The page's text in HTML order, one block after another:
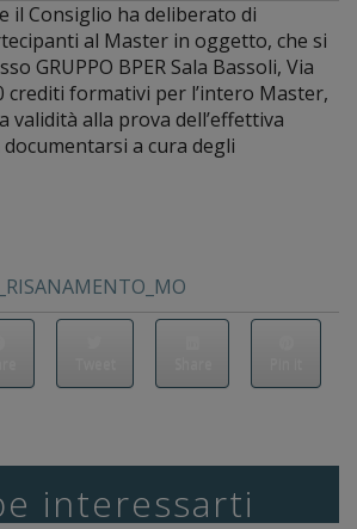
il Consiglio ha deliberato di
al Master in oggetto, che si
GRUPPO BPER Sala Bassoli, Via
crediti formativi per l’intero Master,
validità alla prova dell’effettiva
a cura degli
interessarti